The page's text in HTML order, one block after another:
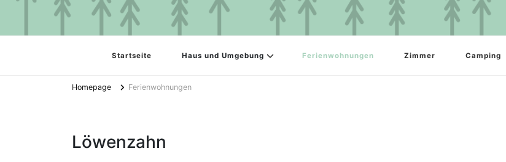
Startseite Haus und Umgebung Ferienwohnungen Zimmer Camping
Homepage Ferienwohnungen
Löwenzahn